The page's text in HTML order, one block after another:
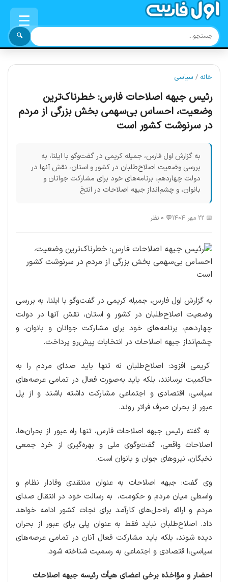
☰
🔍
خانه / سیاسی
رئیس جبهه اصلاحات فارس: خطرناک‌ترین
وضعیت، احساس بی‌سهمی بخش بزرگی از مردم
در سرنوشت کشور است
به گزارش اول فارس، جمیله کریمی در گفت‌وگو با ایلنا، به
بررسی وضعیت اصلاح‌طلبان در کشور و استان، نقش آنها در
دولت چهاردهم، برنامه‌های خود برای مشارکت جوانان و
بانوان، و چشم‌انداز جبهه اصلاحات در انتخ
📅 22 مهر 1404 💬 0 نظر
به گزارش اول فارس، جمیله کریمی در گفت‌وگو با ایلنا، به بررسی
وضعیت اصلاح‌طلبان در کشور و استان، نقش آنها در دولت
چهاردهم، برنامه‌های خود برای مشارکت جوانان و بانوان، و
چشم‌انداز جبهه اصلاحات در انتخابات پیش‌رو پرداخت.
کریمی افزود: اصلاح‌طلبان نه تنها باید صدای مردم را به
حاکمیت برسانند، بلکه باید به‌صورت فعال در تمامی عرصه‌های
سیاسی، اقتصادی و اجتماعی مشارکت داشته باشند و از پل
عبور از بحران صرف فراتر روند.
به گفته رئیس جبهه اصلاحات فارس، تنها راه عبور از بحران‌ها،
اصلاحات واقعی، گفت‌وگوی ملی و بهره‌گیری از خرد جمعی
نخبگان، نیروهای جوان و بانوان است.
وی گفت: جبهه اصلاحات به عنوان منتقدی وفادار نظام و
واسطی میان مردم و حکومت، به رسالت خود در انتقال صدای
مردم و ارائه راه‌حل‌های کارآمد برای نجات کشور ادامه خواهد
داد. اصلاح‌طلبان نباید فقط به عنوان پلی برای عبور از بحران
دیده شوند، بلکه باید مشارکت فعال آنان در تمامی عرصه‌های
سیاسی،ا قتصادی و اجتماعی به رسمیت شناخته شود.
احضار و مؤاخذه برخی اعضای هیأت رئیسه جبهه اصلاحات